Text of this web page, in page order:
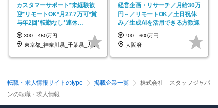
カスタマーサポート*未経験歓
迎*リモートOK*月27.7万可*賞
与年2回*転勤なし*連休
OK/ZE010232
300～450万円
東京都_神奈川県_千葉県_大阪府_愛知県…
経営企画・リサーチ／月給30万
円～／リモートOK／土日祝休
み／生成AIを活用できる方歓迎
400～600万円
大阪府
転職・求人情報サイトのtype 掲載企業一覧
株式会社 スタッフジャパ
ンの転職・求人情報